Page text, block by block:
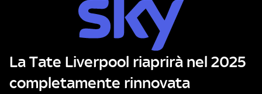
La Tate Liverpool riaprirà nel 2025
completamente rinnovata